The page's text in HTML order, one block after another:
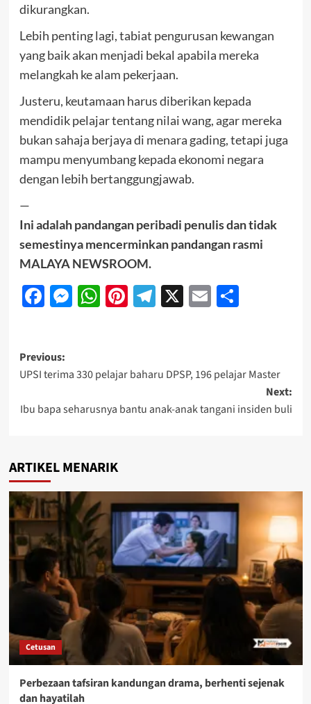
dikurangkan.
Lebih penting lagi, tabiat pengurusan kewangan
yang baik akan menjadi bekal apabila mereka
melangkah ke alam pekerjaan.
Justeru, keutamaan harus diberikan kepada
mendidik pelajar tentang nilai wang, agar mereka
bukan sahaja berjaya di menara gading, tetapi juga
mampu menyumbang kepada ekonomi negara
dengan lebih bertanggungjawab.
—
Ini adalah pandangan peribadi penulis dan tidak
semestinya mencerminkan pandangan rasmi
MALAYA NEWSROOM.
Facebook
Messenger
WhatsApp
Pinterest
Telegram
X EmailShare
Previous:
UPSI terima 330 pelajar baharu DPSP, 196 pelajar Master
Next:
Ibu bapa seharusnya bantu anak-anak tangani insiden buli
ARTIKEL MENARIK
Cetusan
Perbezaan tafsiran kandungan drama, berhenti sejenak
dan hayatilah